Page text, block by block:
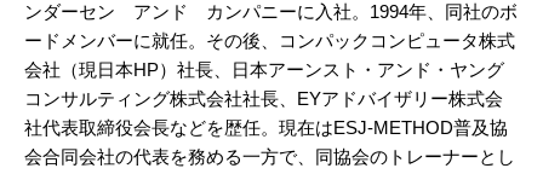
ンダーセン アンド カンパニーに入社。1994年、同社のボ
ードメンバーに就任。その後、コンパックコンピュータ株式
会社（現日本HP）社長、日本アーンスト・アンド・ヤング
コンサルティング株式会社社長、EYアドバイザリー株式会
社代表取締役会長などを歴任。現在はESJ-METHOD普及協
会合同会社の代表を務める一方で、同協会のトレーナーとし